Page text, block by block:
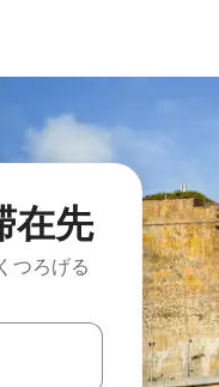
在先
つろげる
を使って移動するか、画